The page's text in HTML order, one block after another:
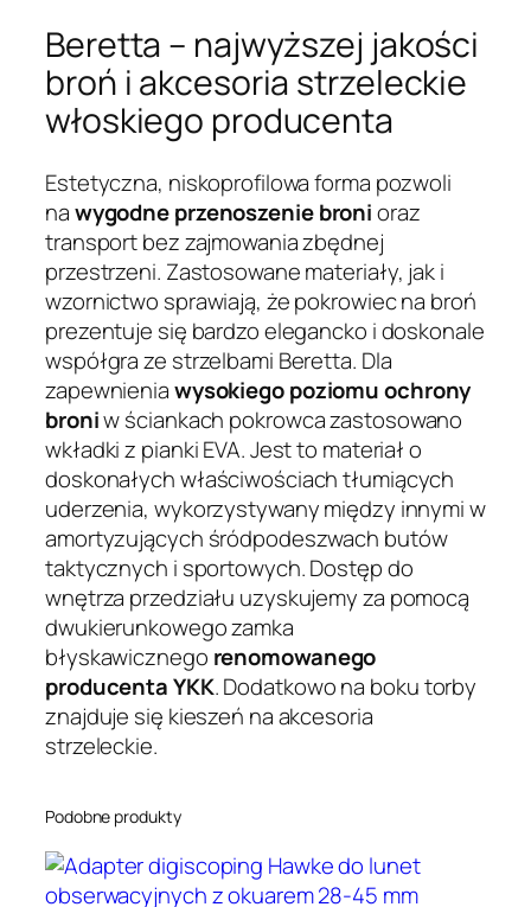
Beretta – najwyższej jakości
broń i akcesoria strzeleckie
włoskiego producenta
Estetyczna, niskoprofilowa forma pozwoli
nawygodne przenoszenie bronioraz
transport bez zajmowania zbędnej
przestrzeni. Zastosowane materiały, jak i
wzornictwo sprawiają, że pokrowiec na broń
prezentuje się bardzo elegancko i doskonale
współgra ze strzelbami Beretta. Dla
zapewnieniawysokiego poziomu ochrony
broniw ściankach pokrowca zastosowano
wkładki z pianki EVA. Jest to materiał o
doskonałych właściwościach tłumiących
uderzenia, wykorzystywany między innymi w
amortyzujących śródpodeszwach butów
taktycznych i sportowych. Dostęp do
wnętrza przedziału uzyskujemy za pomocą
dwukierunkowego zamka
błyskawicznego renomowanego
producenta YKK. Dodatkowo na boku torby
znajduje się kieszeń na akcesoria
strzeleckie.
Podobne produkty